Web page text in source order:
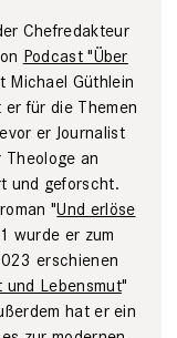
Chefredakteur
Podcast "Über
Michael Güthlein
er für die Themen
er Journalist
an
und geforscht.
"Und erlöse
wurde er zum
erschienen
und Lebensmut"
hat er ein